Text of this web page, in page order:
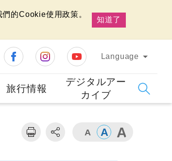
的Cookie使用政策。
知道了
Language
旅行情報
デジタルアー
カイブ